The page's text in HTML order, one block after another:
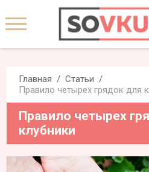
Главная
Статьи
Правило четырех грядок для
Правило четырех
клубники